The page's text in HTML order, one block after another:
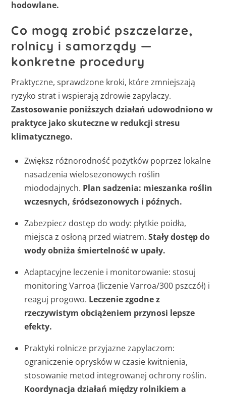
hodowlane.
Co mogą zrobić pszczelarze,
rolnicy i samorządy —
konkretne procedury
Praktyczne, sprawdzone kroki, które zmniejszają
ryzyko strat i wspierają zdrowie zapylaczy.
Zastosowanie poniższych działań udowodniono w
praktyce jako skuteczne w redukcji stresu
klimatycznego.
Zwiększ różnorodność pożytków poprzez lokalne
nasadzenia wielosezonowych roślin
miododajnych. Plan sadzenia: mieszanka roślin
wczesnych, śródsezonowych i późnych.
Zabezpiecz dostęp do wody: płytkie poidła,
miejsca z osłoną przed wiatrem. Stały dostęp do
wody obniża śmiertelność w upały.
Adaptacyjne leczenie i monitorowanie: stosuj
monitoring Varroa (liczenie Varroa/300 pszczół) i
reaguj progowo. Leczenie zgodne z
rzeczywistym obciążeniem przynosi lepsze
efekty.
Praktyki rolnicze przyjazne zapylaczom:
ograniczenie oprysków w czasie kwitnienia,
stosowanie metod integrowanej ochrony roślin.
Koordynacja działań między rolnikiem a